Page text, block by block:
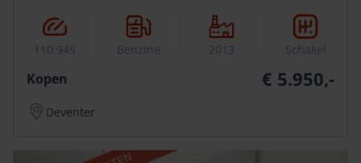
110.945 Benzine 2013 Schakel
Kopen € 5.950,-
Deventer